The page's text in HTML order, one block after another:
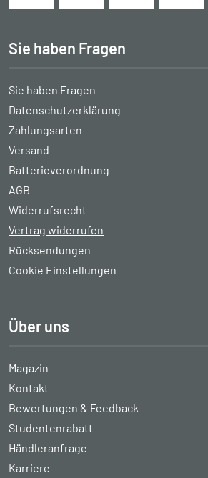
Sie haben Fragen
Sie haben Fragen
Datenschutzerklärung
Zahlungsarten
Versand
Batterieverordnung
AGB
Widerrufsrecht
Vertrag widerrufen
Rücksendungen
Cookie Einstellungen
Über uns
Magazin
Kontakt
Bewertungen & Feedback
Studentenrabatt
Händleranfrage
Karriere